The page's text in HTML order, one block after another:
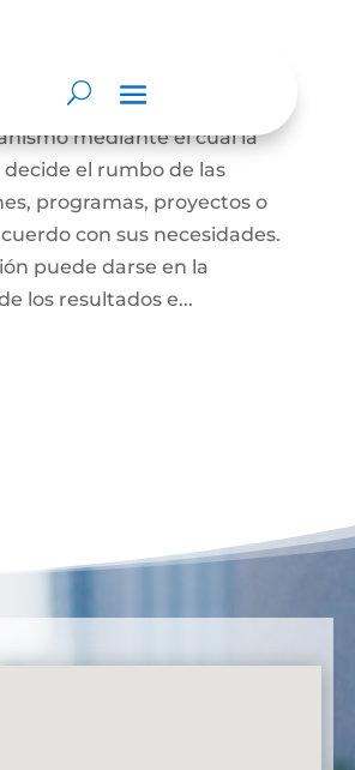
presupuesto participativo.
participativa es entendida
mediante el cual la
decide el rumbo de las
programas, proyectos o
con sus necesidades.
puede darse en la
los resultados e...